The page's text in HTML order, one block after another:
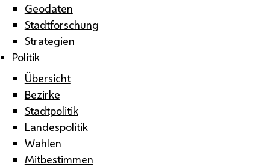
Geodaten
Stadtforschung
Strategien
Politik
Übersicht
Bezirke
Stadtpolitik
Landespolitik
Wahlen
Mitbestimmen